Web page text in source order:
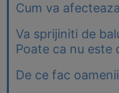
Cum va
Va sprijiniti de
Poate ca nu este
De ce fac